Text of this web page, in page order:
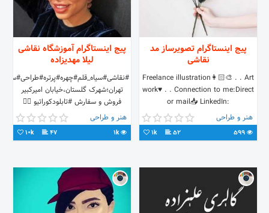
پیج اینستاگرام تصویرساز مد
نقاشی
Freelance illustration👩🏻‍🎨 . . Art
work♥️ . . Connection to me:Direct
or mail📥 LinkedIn:
http://linkedin.com/in/haleh-
mansoori-69a110202
هنر و طراحی
52
1k
پیج اینستاگرام آموزشگاه نقاشی
لیلا مهدیزاده
تهران؛شهرک گلستان،خیابان امیرکبیر
فروش و سفارش #تابلودکوراتیو 👇🏻
هنر و طراحی
1k
47
10k